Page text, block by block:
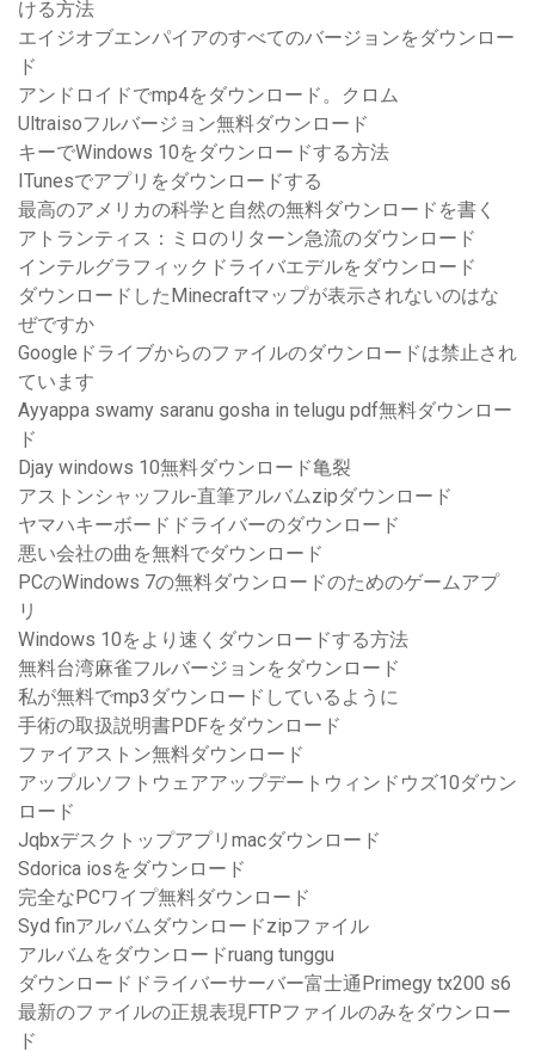
ける方法
エイジオブエンパイアのすべてのバージョンをダウンロー
ド
アンドロイドでmp4をダウンロード。クロム
Ultraisoフルバージョン無料ダウンロード
キーでWindows 10をダウンロードする方法
ITunesでアプリをダウンロードする
最高のアメリカの科学と自然の無料ダウンロードを書く
アトランティス：ミロのリターン急流のダウンロード
インテルグラフィックドライバエデルをダウンロード
ダウンロードしたMinecraftマップが表示されないのはな
ぜですか
Googleドライブからのファイルのダウンロードは禁止され
ています
Ayyappa swamy saranu gosha in telugu pdf無料ダウンロー
ド
Djay windows 10無料ダウンロード亀裂
アストンシャッフル-直筆アルバムzipダウンロード
ヤマハキーボードドライバーのダウンロード
悪い会社の曲を無料でダウンロード
PCのWindows 7の無料ダウンロードのためのゲームアプ
リ
Windows 10をより速くダウンロードする方法
無料台湾麻雀フルバージョンをダウンロード
私が無料でmp3ダウンロードしているように
手術の取扱説明書PDFをダウンロード
ファイアストン無料ダウンロード
アップルソフトウェアアップデートウィンドウズ10ダウン
ロード
Jqbxデスクトップアプリmacダウンロード
Sdorica iosをダウンロード
完全なPCワイプ無料ダウンロード
Syd finアルバムダウンロードzipファイル
アルバムをダウンロードruang tunggu
ダウンロードドライバーサーバー富士通Primegy tx200 s6
最新のファイルの正規表現FTPファイルのみをダウンロー
ド